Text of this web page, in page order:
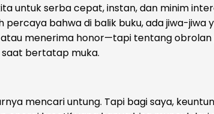
untuk serba cepat, instan, dan minim
percaya bahwa di balik buku, ada jiwa-
menerima honor—tapi tentang
bertatap muka.
mencari untung. Tapi bagi saya,